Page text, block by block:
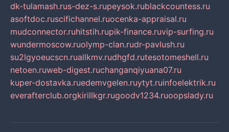
dk-tulamash.rus-dez-s.rupeysok.rublackcountess.ru
asoftdoc.ruscifichannel.ruocenka-appraisal.ru
mudconnector.ruhitstih.rupik-finance.ruvip-surfing.ru
wundermoscow.ruolymp-clan.rudr-pavlush.ru
su2lgyoeucscn.ruallkmv.rudhgfd.rutesotomeshell.ru
netoen.ruweb-digest.ruchanganqiyuana07.ru
kuper-dostavka.ruedemvgelen.ruytyt.ruinfoelektrik.ru
everafterclub.orgkirillkgr.rugoodv1234.ruoopslady.ru